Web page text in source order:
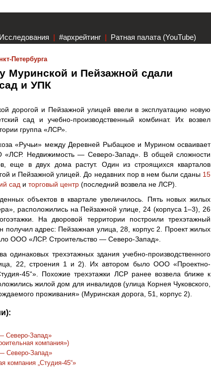
Исследования | #архрейтинг | Ратная палата (YouTube)
Петербурга
Муринской и Пейзажной сдали
и УПК
дорогой и Пейзажной улицей ввели в эксплуатацию новую
сад и учебно-производственный комбинат. Их возвел
группа «ЛСР».
«Ручьи» между Деревней Рыбацкое и Мурином осваивает
Недвижимость — Северо-Запад». В общей сложности
еще в двух дома растут. Один из строящихся кварталов
и Пейзажной улицей. До недавних пор в нем были сданы 15
сад и торговый центр (последний возвела не ЛСР).
объектов в квартале увеличилось. Пять новых жилых
расположились на Пейзажной улице, 24 (корпуса 1–3), 26
На дворовой территории построили трехэтажный
получил адрес: Пейзажная улица, 28, корпус 2. Проект жилых
ООО «ЛСР. Строительство — Северо-Запад».
одинаковых трехэтажных здания учебно-производственного
22, строения 1 и 2). Их автором было ООО «Проектно-
45“». Похожие трехэтажки ЛСР ранее возвела ближе к
жилой дом для инвалидов (улица Корнея Чуковского,
проживания» (Муринская дорога, 51, корпус 2).
Северо-Запад»
компания»)
Северо-Запад»
компания „Студия-45“»